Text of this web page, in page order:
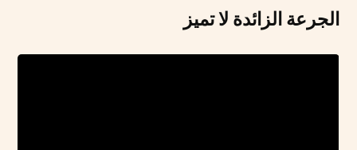
الجرعة الزائدة لا تميز